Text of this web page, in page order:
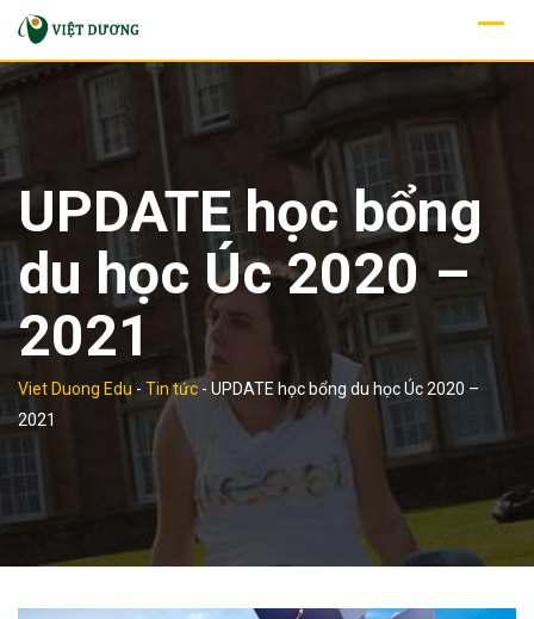
Skip
content
UPDATE học bổng
du học Úc 2020 –
2021
Viet Duong Edu - Tin tức - UPDATE học bổng du học Úc 2020 –
2021